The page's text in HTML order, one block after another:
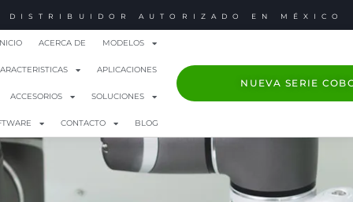
DISTRIBUIDOR AUTORIZADO EN MÉXICO
ACERCA DE MODELOS
APLICACIONES
ACCESORIOS SOLUCIONES
CONTACTO BLOG
NUEVA SERIE